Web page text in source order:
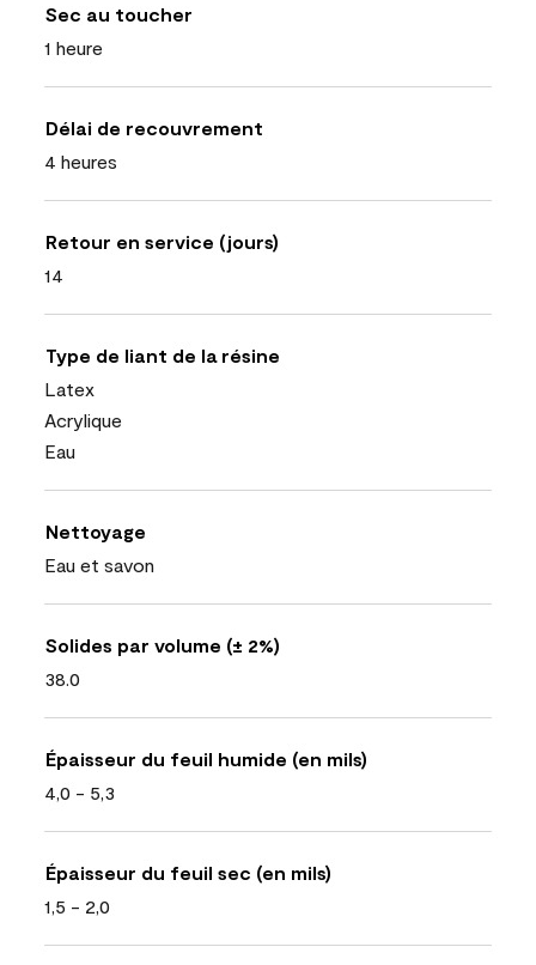
Sec au toucher
1 heure
Délai de recouvrement
4 heures
Retour en service (jours)
14
Type de liant de la résine
Latex
Acrylique
Eau
Nettoyage
Eau et savon
Solides par volume (± 2%)
38.0
Épaisseur du feuil humide (en mils)
4,0 - 5,3
Épaisseur du feuil sec (en mils)
1,5 - 2,0